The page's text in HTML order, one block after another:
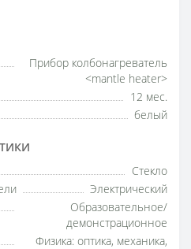
Прибор колбонагреватель
<mantle heater>
12 мес.
белый
Стекло
Электрический
Образовательное/
демонстрационное
Физика: оптика, механика,